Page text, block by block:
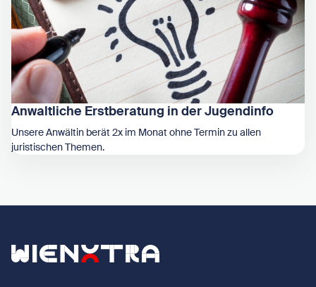
Anwaltliche Erstberatung in der Jugendinfo
Unsere Anwältin berät 2x im Monat ohne Termin zu allen
juristischen Themen.
Zurück zur Startseite